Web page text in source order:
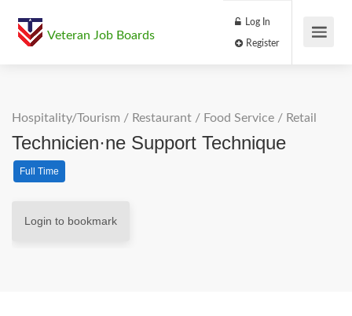
Veteran Job Boards
Log In
Hospitality/Tourism / Restaurant / Food Service / Retail
Technicien·ne Support Technique
Full Time
Login to bookmark